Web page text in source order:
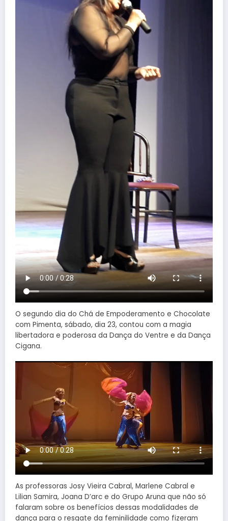
O segundo dia do Chá de Empoderamento e Chocolate
com Pimenta, sábado, dia 23, contou com a magia
libertadora e poderosa da Dança do Ventre e da Dança
Cigana.
As professoras Josy Vieira Cabral, Marlene Cabral e
Lilian Samira, Joana D’arc e do Grupo Aruna que não só
falaram sobre os benefícios dessas modalidades de
dança para o resgate da feminilidade como fizeram